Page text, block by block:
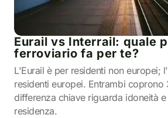
Eurail vs Interrail: quale
ferroviario fa per te?
L'Eurail è per residenti non europei;
residenti europei. Entrambi coprono
differenza chiave riguarda idoneità
residenza.